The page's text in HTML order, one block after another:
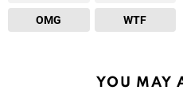
OMG WTF
YOU MAY